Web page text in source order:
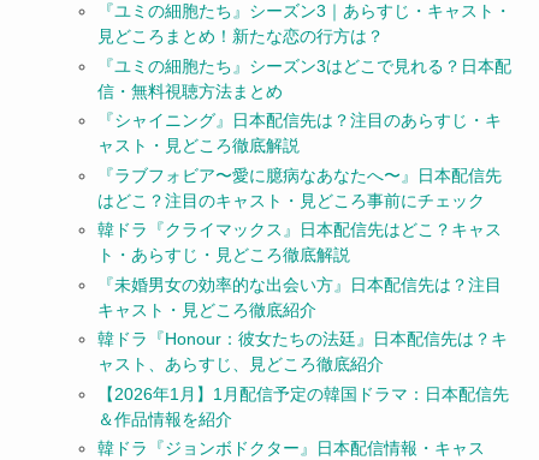
『ユミの細胞たち』シーズン3｜あらすじ・キャスト・
見どころまとめ！新たな恋の行方は？
『ユミの細胞たち』シーズン3はどこで見れる？日本配
信・無料視聴方法まとめ
『シャイニング』日本配信先は？注目のあらすじ・キ
ャスト・見どころ徹底解説
『ラブフォビア〜愛に臆病なあなたへ〜』日本配信先
はどこ？注目のキャスト・見どころ事前にチェック
韓ドラ『クライマックス』日本配信先はどこ？キャス
ト・あらすじ・見どころ徹底解説
『未婚男女の効率的な出会い方』日本配信先は？注目
キャスト・見どころ徹底紹介
韓ドラ『Honour：彼女たちの法廷』日本配信先は？キ
ャスト、あらすじ、見どころ徹底紹介
【2026年1月】1月配信予定の韓国ドラマ：日本配信先
＆作品情報を紹介
韓ドラ『ジョンボドクター』日本配信情報・キャス